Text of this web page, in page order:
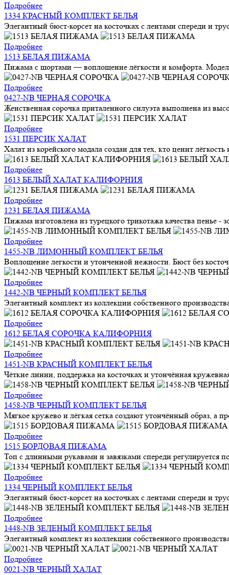
Подробнее
1334 КРАСНЫЙ КОМПЛЕКТ БЕЛЬЯ
Элегантный бюст-корсет на косточках с лентами спереди и
Подробнее
1513 БЕЛАЯ ПИЖАМА
Пижама с шортами — воплощение лёгкости и комфорта.
Подробнее
0427-NB ЧЕРНАЯ СОРОЧКА
Женственная сорочка приталенного силуэта выполнена из
Подробнее
1531 ПЕРСИК ХАЛАТ
Халат из корейского модала создан для тех, кто ценит
Подробнее
1613 БЕЛЫЙ ХАЛАТ КАЛИФОРНИЯ
Подробнее
1231 БЕЛАЯ ПИЖАМА
Пижама изготовлена из турецкого трикотажа качества пенье -
Подробнее
1455-NB ЛИМОННЫЙ КОМПЛЕКТ БЕЛЬЯ
Воплощение легкости и утонченной нежности. Бюст без
Подробнее
1442-NB ЧЕРНЫЙ КОМПЛЕКТ БЕЛЬЯ
Элегантный комплект из коллекции собственного
Подробнее
1612 БЕЛАЯ СОРОЧКА КАЛИФОРНИЯ
Подробнее
1451-NB КРАСНЫЙ КОМПЛЕКТ БЕЛЬЯ
Чёткие линии, поддержка на косточках и утончённая
Подробнее
1458-NB ЧЕРНЫЙ КОМПЛЕКТ БЕЛЬЯ
Мягкое кружево и лёгкая сетка создают утончённый образ, а
Подробнее
1515 БОРДОВАЯ ПИЖАМА
Топ с длинными рукавами и завязками спереди регулируется
Подробнее
1334 ЧЕРНЫЙ КОМПЛЕКТ БЕЛЬЯ
Элегантный бюст-корсет на косточках с лентами спереди и
Подробнее
1448-NB ЗЕЛЕНЫЙ КОМПЛЕКТ БЕЛЬЯ
Элегантный комплект из коллекции собственного
Подробнее
0021-NB ЧЕРНЫЙ ХАЛАТ